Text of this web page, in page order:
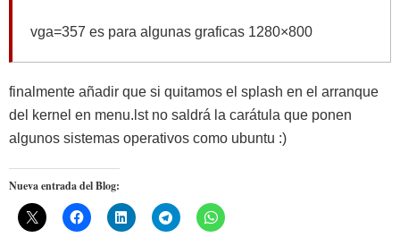
vga=357 es para algunas graficas 1280×800
finalmente añadir que si quitamos el splash en el arranque
del kernel en menu.lst no saldrá la carátula que ponen
algunos sistemas operativos como ubuntu :)
Nueva entrada del Blog: